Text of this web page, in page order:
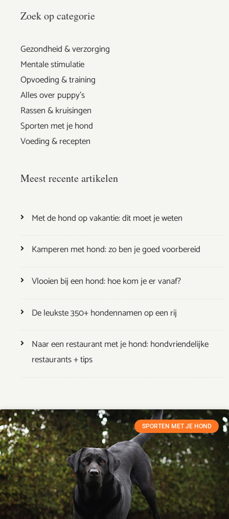
Zoek op categorie
Gezondheid & verzorging
Mentale stimulatie
Opvoeding & training
Alles over puppy's
Rassen & kruisingen
Sporten met je hond
Voeding & recepten
Meest recente artikelen
Met de hond op vakantie: dit moet je weten
Kamperen met hond: zo ben je goed voorbereid
Vlooien bij een hond: hoe kom je er vanaf?
De leukste 350+ hondennamen op een rij
Naar een restaurant met je hond: hondvriendelijke
restaurants + tips
SPORTEN MET JE HOND